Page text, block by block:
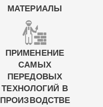
МАТЕРИАЛЫ
ПРИМЕНЕНИЕ
САМЫХ
ПЕРЕДОВЫХ
ТЕХНОЛОГИЙ В
ПРОИЗВОДСТВЕ